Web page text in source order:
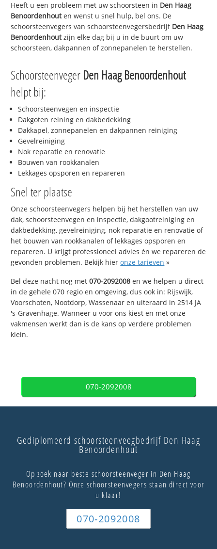
Heeft u een probleem met uw schoorsteen in Den Haag
Benoordenhouten wenst u snel hulp, bel ons. De
schoorsteenvegers van schoorsteenvegersbedrijf Den Haag
Benoordenhoutzijn elke dag bij u in de buurt om uw
schoorsteen, dakpannen of zonnepanelen te herstellen.
Schoorsteenveger Den Haag Benoordenhout
helpt bij:
Schoorsteenvegen en inspectie
Dakgoten reining en dakbedekking
Dakkapel, zonnepanelen en dakpannen reiniging
Gevelreiniging
Nok reparatie en renovatie
Bouwen van rookkanalen
Lekkages opsporen en repareren
Snel ter plaatse
Onze schoorsteenvegers helpen bij het herstellen van uw
dak, schoorsteenvegen en inspectie, dakgootreiniging en
dakbedekking, gevelreiniging, nok reparatie en renovatie of
het bouwen van rookkanalen of lekkages opsporen en
repareren. U krijgt professioneel advies én we repareren de
gevonden problemen. Bekijk hieronze tarieven »
Bel deze nacht nog met070-2092008 en we helpen u direct
in de gehele 070 regio en omgeving, dus ook in: Rijswijk,
Voorschoten, Nootdorp, Wassenaar en uiteraard in 2514 JA
's-Gravenhage. Wanneer u voor ons kiest en met onze
vakmensen werkt dan is de kans op verdere problemen
klein.
070-2092008
Gediplomeerd schoorsteenveegbedrijf Den Haag
Benoordenhout
Op zoek naar beste schoorsteenveger in Den Haag
Benoordenhout? Onze schoorsteenvegers staan direct voor
u klaar!
070-2092008